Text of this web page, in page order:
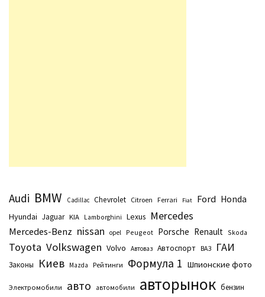
Audi BMW Cadillac Chevrolet Citroen Ferrari Fiat Ford Honda
Hyundai Jaguar KIA Lamborghini Lexus Mercedes
Mercedes-Benz nissan opel Peugeot Porsche Renault Skoda
Toyota Volkswagen Volvo Автоваз Автоспорт ВАЗ ГАИ
Законы Киев Маzda Рейтинги Формула 1 Шпионские фото
Электромобили авто автомобили авторынок бензин